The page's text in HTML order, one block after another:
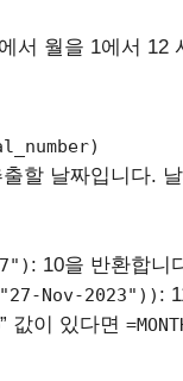
서 월을 1에서
할 날짜입니다.
: 10을 반환합니
Nov-2023")) :
값이 있다면